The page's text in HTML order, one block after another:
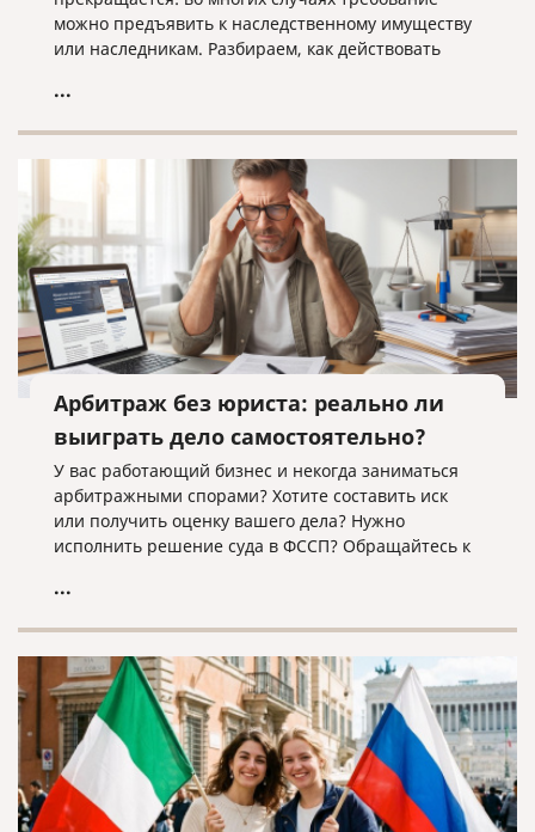
можно предъявить к наследственному имуществу
или наследникам. Разбираем, как действовать
наследство, еще не приняли его или когда
...
Арбитраж без юриста: реально ли
выиграть дело самостоятельно?
У вас работающий бизнес и некогда заниматься
арбитражными спорами? Хотите составить иск
или получить оценку вашего дела? Нужно
исполнить решение суда в ФССП? Обращайтесь к
...